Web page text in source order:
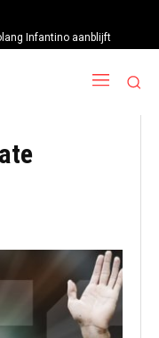
Infantino aanblijft